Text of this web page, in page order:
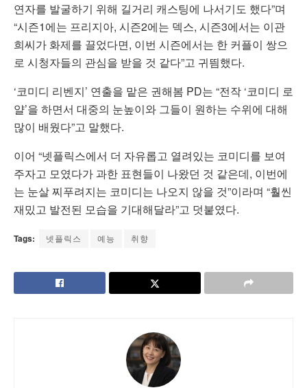
연자를 발굴하기 위해 길거리 캐스팅에 나서기도 했다”며
“시즌1에는 프리지아, 시즌2에는 덱스, 시즌3에서는 이관
희씨가 화제를 끌었다면, 이번 시즌에서는 한 커플이 쌍으
로 시청자들의 관심을 받을 것 같다”고 귀띔했다.
‘코미디 리벤지’ 연출을 맡은 권해봄 PD는 “전작 ‘코미디 로
얄’을 하면서 대중의 눈높이와 그들이 원하는 수위에 대해
많이 배웠다”고 말했다.
이어 “넷플릭스에서 더 자유롭고 열려있는 코미디를 보여
주자고 모였다가 과한 표현들이 나왔던 것 같은데, 이번에
는 눈살 찌푸려지는 코미디는 나오지 않을 것”이라며 “훨씬
재밌고 발전된 모습을 기대해달라”고 덧붙였다.
Tags: 넷플릭스 예능 취향